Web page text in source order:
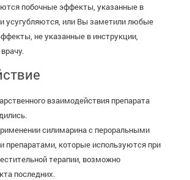
побочные эффекты, указанные в
усугубляются, или Вы заметили любые
не указанные в инструкции,
взаимодействия препарата
силимарина с пероральными
препаратами, которые используются при
терапии, возможно
последних.